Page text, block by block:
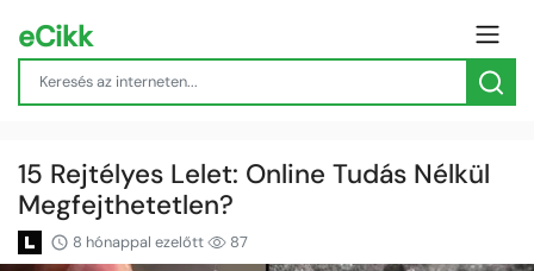
eCikk
15 Rejtélyes Lelet: Online Tudás Nélkül
Megfejthetetlen?
8 hónappal ezelőtt 87